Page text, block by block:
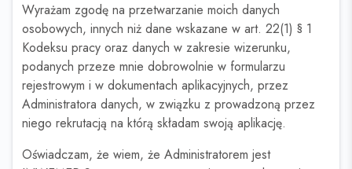
Wyrażam zgodę na przetwarzanie moich danych
osobowych, innych niż dane wskazane w art. 22(1) § 1
Kodeksu pracy oraz danych w zakresie wizerunku,
podanych przeze mnie dobrowolnie w formularzu
rejestrowym i w dokumentach aplikacyjnych, przez
Administratora danych, w związku z prowadzoną przez
niego rekrutacją na którą składam swoją aplikację.
Oświadczam, że wiem, że Administratorem jest